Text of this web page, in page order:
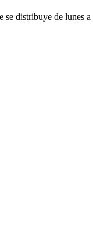
se distribuye de lunes a